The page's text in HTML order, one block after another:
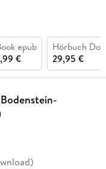
epub
€
Hörbuch
29,95 €